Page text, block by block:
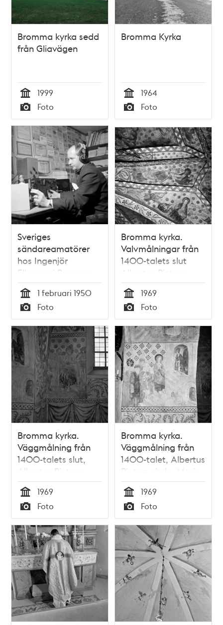
Bromma kyrka sedd
från Gliavägen
Tid
1999
Typ
Foto
Bromma Kyrka
Tid
1964
Typ
Foto
Sveriges
sändareamatörer
hos Ingenjör
Eliasson i Bromma
kyrka
Tid
1 februari 1950
Typ
Foto
Bromma kyrka.
Valvmålningar från
1400-talets slut
Albertus Pictors
skola. Längst ned
Abels brännoffer till
Gud
Tid
1969
Typ
Foto
Bromma kyrka.
Väggmålning från
1400-talets slut,
Albertus Pictors
skola, St Erasmus
martyrdöd
Tid
1969
Typ
Foto
Bromma kyrka.
Väggmålning från
1400-talet, Albertus
Pictors skola. Marie
Tempelgång. Under
kyrktrappan tar en
katt en mus
Tid
1969
Typ
Foto